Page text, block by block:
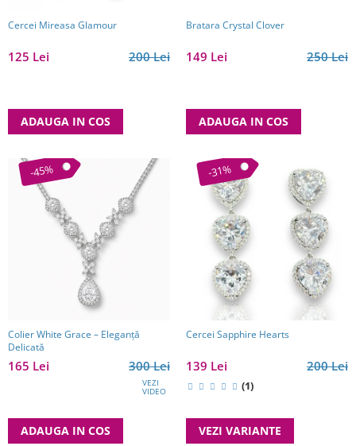
Cercei Mireasa Glamour
200 Lei
125 Lei
ADAUGA IN COS
Bratara Crystal Clover
250 Lei
149 Lei
ADAUGA IN COS
-45%
Colier White Grace – Eleganță
Delicată
300 Lei
165 Lei
VEZI
VIDEO
ADAUGA IN COS
-31%
Cercei Sapphire Hearts
200 Lei
139 Lei
(1)
VEZI VARIANTE